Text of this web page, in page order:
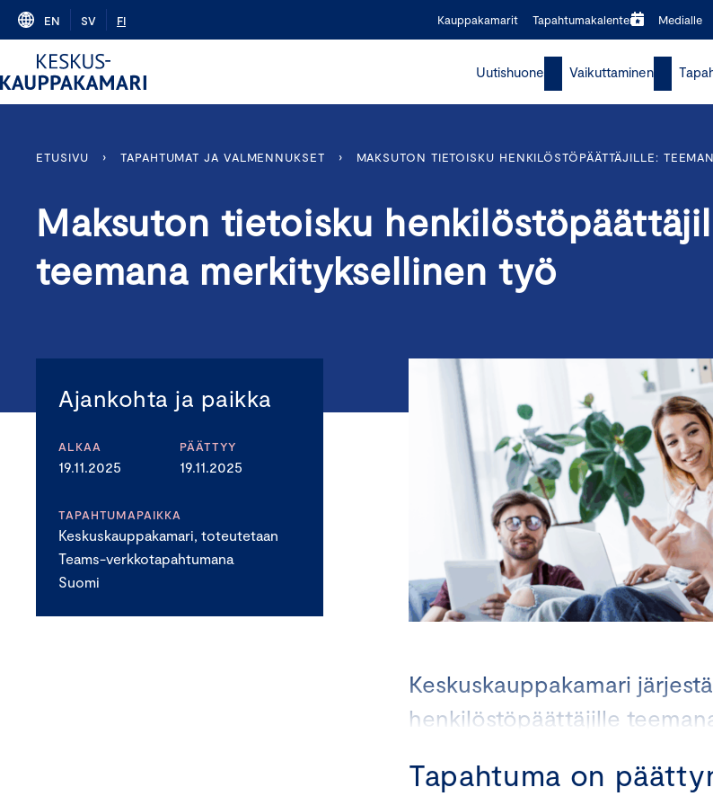
Skip
content
EN SV FI Kauppakamarit Tapahtumakalenteri Medialle
Uutishuone Vaikuttaminen
ETUSIVU › TAPAHTUMAT JA VALMENNUKSET › MAKSUTON TIETOISKU HENKILÖSTÖPÄÄTTÄJILLE:
Maksuton tietoisku
teemana merkityksellinen työ
Ajankohta ja paikka
ALKAA
19.11.2025
PÄÄTTYY
19.11.2025
TAPAHTUMAPAIKKA
Keskuskauppakamari, toteutetaan
Teams-verkkotapahtumana
Suomi
Keskuskauppakamari
henkilöstöpäättäjille
Keskiviikkona 19.11.2025 klo 8.30 – 9.30,
Tapahtuma on